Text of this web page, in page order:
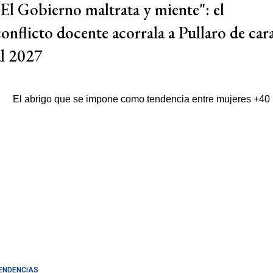
Gobierno maltrata y miente": el
docente acorrala a Pullaro de
2027